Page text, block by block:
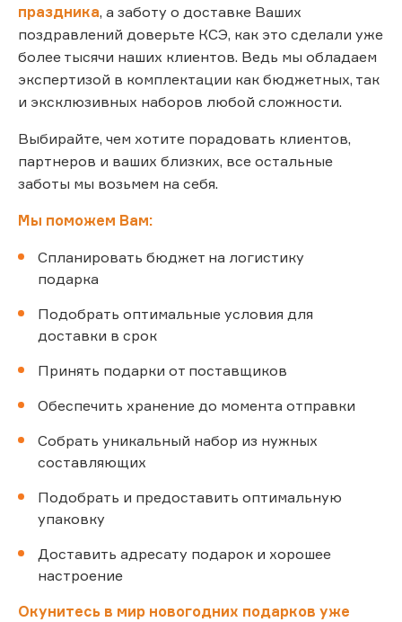
праздника, а заботу о доставке Ваших
поздравлений доверьте КСЭ, как это сделали уже
более тысячи наших клиентов. Ведь мы обладаем
экспертизой в комплектации как бюджетных, так
и эксклюзивных наборов любой сложности.
Выбирайте, чем хотите порадовать клиентов,
партнеров и ваших близких, все остальные
заботы мы возьмем на себя.
Мы поможем Вам:
Спланировать бюджет на логистику
подарка
Подобрать оптимальные условия для
доставки в срок
Принять подарки от поставщиков
Обеспечить хранение до момента отправки
Собрать уникальный набор из нужных
составляющих
Подобрать и предоставить оптимальную
упаковку
Доставить адресату подарок и хорошее
настроение
Окунитесь в мир новогодних подарков уже